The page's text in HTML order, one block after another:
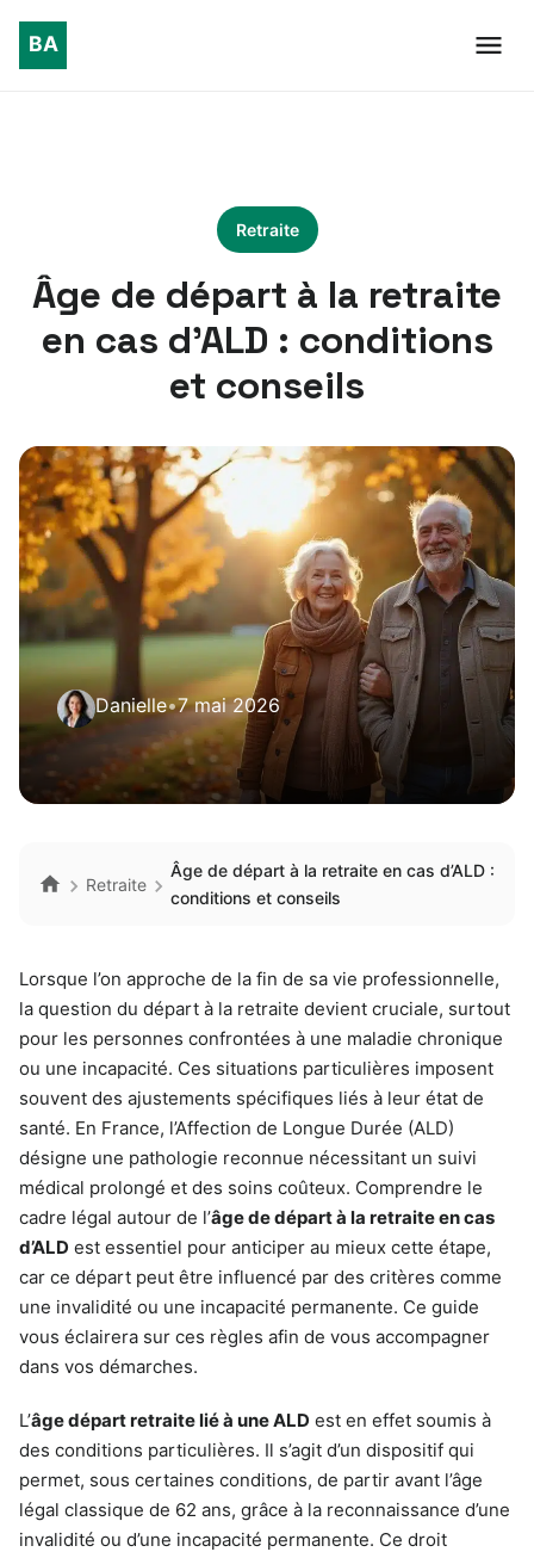
Retraite
Âge de départ à la retraite
en cas d’ALD : conditions
et conseils
Danielle•7 mai 2026
Retraite
Âge de départ à la retraite en cas d’ALD :
conditions et conseils
Lorsque l’on approche de la fin de sa vie professionnelle,
la question du départ à la retraite devient cruciale, surtout
pour les personnes confrontées à une maladie chronique
ou une incapacité. Ces situations particulières imposent
souvent des ajustements spécifiques liés à leur état de
santé. En France, l’Affection de Longue Durée (ALD)
désigne une pathologie reconnue nécessitant un suivi
médical prolongé et des soins coûteux. Comprendre le
cadre légal autour de l’âge de départ à la retraite en cas
d’ALD est essentiel pour anticiper au mieux cette étape,
car ce départ peut être influencé par des critères comme
une invalidité ou une incapacité permanente. Ce guide
vous éclairera sur ces règles afin de vous accompagner
dans vos démarches.
L’âge départ retraite lié à une ALD est en effet soumis à
des conditions particulières. Il s’agit d’un dispositif qui
permet, sous certaines conditions, de partir avant l’âge
légal classique de 62 ans, grâce à la reconnaissance d’une
invalidité ou d’une incapacité permanente. Ce droit